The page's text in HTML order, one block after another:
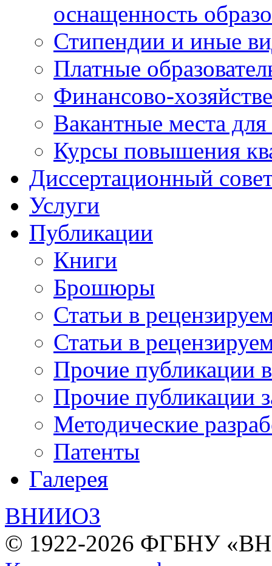
оснащенность
Стипендии и иные
Платные
Финансово-
Вакантные места
Курсы повышения
Диссертационный
Услуги
Публикации
Книги
Брошюры
Статьи в
Статьи в
Прочие публикации
Прочие публикации
Методические
Патенты
Галерея
ВНИИОЗ
© 1922-2026 ФГБНУ